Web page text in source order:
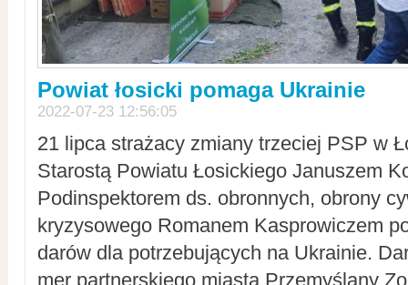
Powiat łosicki pomaga Ukrainie
2022-07-23 12:56:05
21 lipca strażacy zmiany trzeciej PSP w
Starostą Powiatu Łosickiego Januszem
Podinspektorem ds. obronnych, obrony
kryzysowego Romanem Kasprowiczem
darów dla potrzebujących na Ukrainie.
mer partnerskiego miasta Przemyślany